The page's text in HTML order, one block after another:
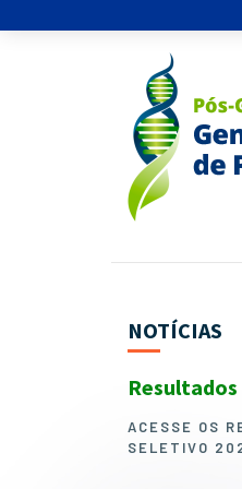
NOTÍCIAS
ACESSE OS
SELETIVO